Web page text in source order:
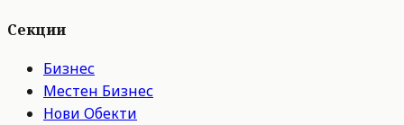
Секции
Бизнес
Местен Бизнес
Нови Обекти